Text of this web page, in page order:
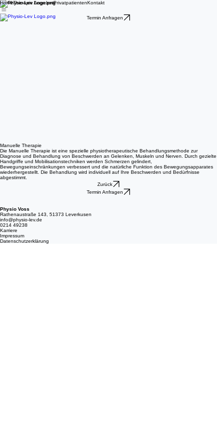
HomeTherapie AngebotPrivatpatientenKontakt
Termin Anfragen
Manuelle Therapie
Die Manuelle Therapie ist eine spezielle physiotherapeutische Behandlungsmethode zur
Diagnose und Behandlung von Beschwerden an Gelenken, Muskeln und Nerven. Durch gezielte
Handgriffe und Mobilisationstechniken werden Schmerzen gelindert,
Bewegungseinschränkungen verbessert und die natürliche Funktion des Bewegungsapparates
wiederhergestellt. Die Behandlung wird individuell auf Ihre Beschwerden und Bedürfnisse
abgestimmt.
Zurück
Termin Anfragen
Physio Voss
Rathenaustraße 143, 51373 Leverkusen
info@physio-lev.de
0214 49238
Karriere
Impressum
Datenschutzerklärung